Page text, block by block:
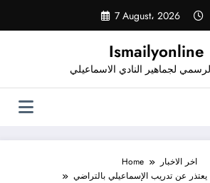
content
7 August، 2026
Ismailyonline
لجماهير النادي الاسماعيلي
Home
اخر الاخبار
عن تدريب الإسماعيلي بالتراضي